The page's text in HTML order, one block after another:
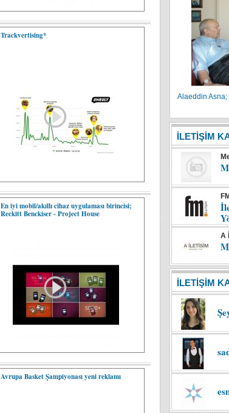
Trackvertising*
En iyi mobil/akıllı cihaz uygulaması birincisi;
Reckitt Benckiser - Project House
Avrupa Basket Şampiyonası yeni reklamı
Alaeddin Asna;
İLETİŞİM
A
İLETİŞİM